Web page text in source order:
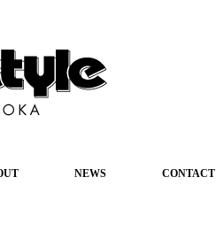
NEWS CONTACT